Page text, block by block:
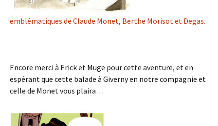
emblématiques de Claude Monet, Berthe Morisot et Degas.
Encore merci à Erick et Muge pour cette aventure, et en
espérant que cette balade à Giverny en notre compagnie et
celle de Monet vous plaira…